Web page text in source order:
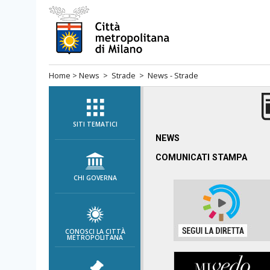
Salta
al
menù
navigazione
Salta
al
menù
navigazione
interna
Salta
contenuto
Salta
Home > News > Strade > News - Strade
SITI TEMATICI
CHI GOVERNA
CONOSCI LA CITTÀ
METROPOLITANA
NEWS
COMUNICATI STAMPA